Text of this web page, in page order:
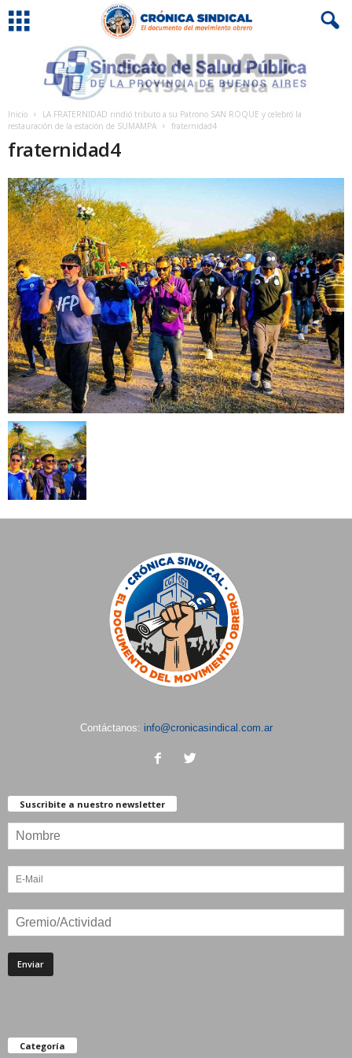
Inicio
LA FRATERNIDAD rindió tributo a su Patrono SAN ROQUE y celebró la
restauración de la estación de SUMAMPA
fraternidad4
fraternidad4
Contáctanos: info@cronicasindical.com.ar
Suscribite a nuestro newsletter
Categoría